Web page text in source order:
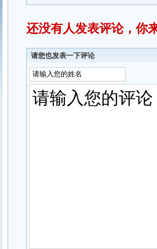
还没有人发表评论，你
请您也发表一下评论